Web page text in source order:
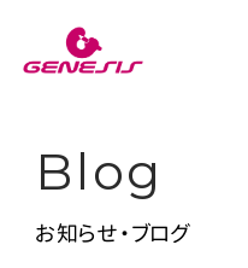
次世代型超個別塾Genesis
Blog
お知らせ・ブログ